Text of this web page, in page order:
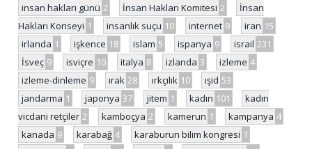
insan hakları günü 2 İnsan Hakları Komitesi 2
İnsan
Hakları Konseyi 1 insanlık suçu 10 internet 9 iran 15
irlanda 1 işkence 18 islam 5 ispanya 9 israil 231
İsveç 9 isviçre 10 italya 8 izlanda 3 izleme 4
izleme-dinleme 9 ırak 28 ırkçılık 10 ışid 53
jandarma 1 japonya 37 jitem 1 kadın 101
kadın
vicdani retçiler 2 kamboçya 2 kamerun 1 kampanya 4
kanada 9 karabağ 4 karaburun bilim kongresi 1